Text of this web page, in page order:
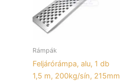
Rámpák
Feljárórámpa, alu, 1 db
1,5 m, 200kg/sín, 215mm